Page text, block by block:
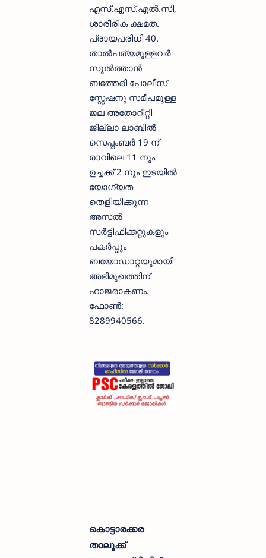
എസ്.എസ്.എല്‍.സി,
ശാരീരിക ക്ഷമത.
പ്രായപരിധി 40.
താല്‍പര്യമുള്ളവര്‍
സുല്‍ത്താന്‍
ബത്തേരി പോലീസ്
സ്റ്റേഷനു സമീപമുള്ള
ജല അതോറിറ്റി
ജില്ലാ ലാബില്‍
സെപ്തംബര്‍ 19 ന്
രാവിലെ 11 നും
ഉച്ചക്ക് 2 നും ഇടയില്‍
യോഗ്യത
തെളിയിക്കുന്ന
അസല്‍
സര്‍ട്ടിഫിക്കറ്റുകളും
പകര്‍പ്പും
ബയോഡാറ്റയുമായി
അഭിമുഖത്തിന്
ഹാജരാകണം.
ഫോണ്‍:
8289940566.
കൊട്ടാരക്കര
താലൂക്ക്